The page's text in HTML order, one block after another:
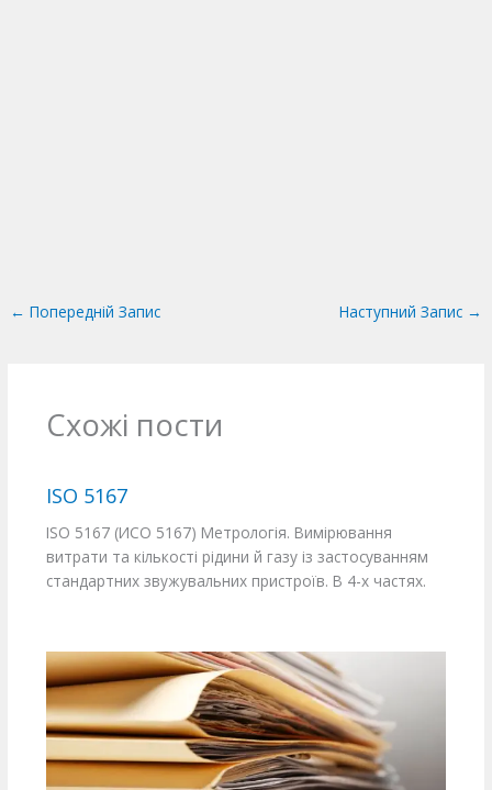
← Попередній Запис Наступний Запис →
Схожі пости
ISO 5167
ISO 5167 (ИСО 5167) Метрологія. Вимірювання
витрати та кількості рідини й газу із застосуванням
стандартних звужувальних пристроїв. В 4-х частях.